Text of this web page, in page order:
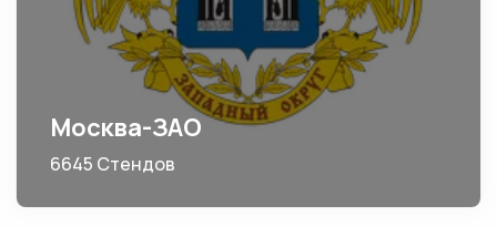
Москва-ЗАО
6645 Стендов